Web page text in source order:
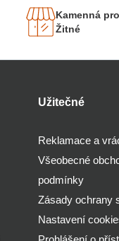
Kamenná
Žitné
Užitečné
Reklamace a
Všeobecné
podmínky
Zásady ochrany
Nastavení